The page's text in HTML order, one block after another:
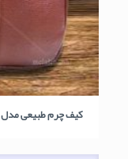
کیف چرم طبیعی مدل 170 – NATURAL LEATHER BAG no.170